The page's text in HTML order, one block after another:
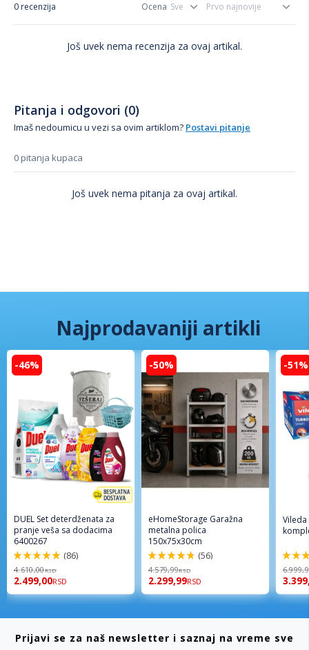
0 recenzija Ocena
Još uvek nema recenzija za ovaj artikal.
Pitanja i odgovori (0)
Imaš nedoumicu u vezi sa ovim artiklom? Postavi pitanje
0 pitanja kupaca
Još uvek nema pitanja za ovaj artikal.
Najprodavaniji artikli
-46%
DUEL Set deterdženata za
pranje veša sa dodacima
6400267
98%
(86)
4.610,00RSD
2.499,00RSD
-50%
eHomeStorage Garažna
metalna polica
150x75x30cm
96%
(56)
4.579,99RSD
2.299,99RSD
-51%
92%
Prijavi se za naš newsletter i saznaj na vreme sve